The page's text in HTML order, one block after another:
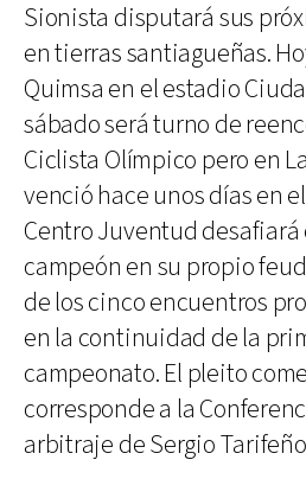
Sionista disputará sus
en tierras santiagueñas.
Quimsa en el estadio
sábado será turno de
Ciclista Olímpico pero en
venció hace unos días en
Centro Juventud desafiará
campeón en su propio
de los cinco encuentros
en la continuidad de la
campeonato. El pleito
corresponde a la
arbitraje de Sergio